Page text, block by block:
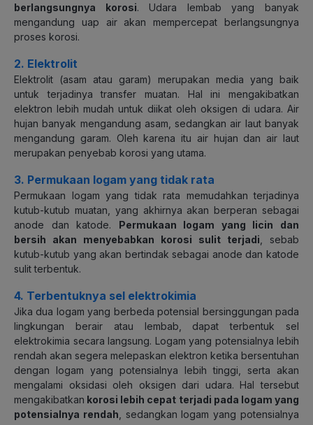
berlangsungnya korosi. Udara lembab yang banyak
mengandung uap air akan mempercepat berlangsungnya
proses korosi.
2. Elektrolit
Elektrolit (asam atau garam) merupakan media yang baik
untuk terjadinya transfer muatan. Hal ini mengakibatkan
elektron lebih mudah untuk diikat oleh oksigen di udara. Air
hujan banyak mengandung asam, sedangkan air laut banyak
mengandung garam. Oleh karena itu air hujan dan air laut
merupakan penyebab korosi yang utama.
3. Permukaan logam yang tidak rata
Permukaan logam yang tidak rata memudahkan terjadinya
kutub-kutub muatan, yang akhirnya akan berperan sebagai
anode dan katode. Permukaan logam yang licin dan
bersih akan menyebabkan korosi sulit terjadi , sebab
kutub-kutub yang akan bertindak sebagai anode dan katode
sulit terbentuk.
4. Terbentuknya sel elektrokimia
Jika dua logam yang berbeda potensial bersinggungan pada
lingkungan berair atau lembab, dapat terbentuk sel
elektrokimia secara langsung. Logam yang potensialnya lebih
rendah akan segera melepaskan elektron ketika bersentuhan
dengan logam yang potensialnya lebih tinggi, serta akan
mengalami oksidasi oleh oksigen dari udara. Hal tersebut
mengakibatkan korosi lebih cepat terjadi pada logam yang
potensialnya rendah , sedangkan logam yang potensialnya